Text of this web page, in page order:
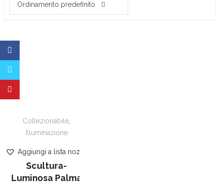
Ordinamento predefinito
Collezionabile
Illuminazione
Aggiungi a lista nozze
Scultura-
Luminosa Palma